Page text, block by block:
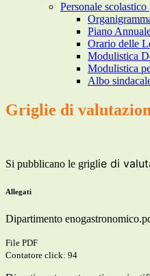
Personale scolastico
Piano
Orario delle
Modulistica
Modulistica
Albo
Griglie di
Si pubblicano le griglie di
Allegati
Dipartimento
File PDF
Contatore click: 94